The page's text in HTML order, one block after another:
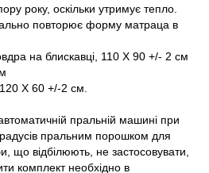
року, оскільки утримує тепло.
повторює форму матраца в
на блискавці, 110 Х 90 +/- 2 см
Х 60 +/-2 см.
пральній машині при
пральним порошком для
що відбілюють, не застосовувати,
комплект необхідно в